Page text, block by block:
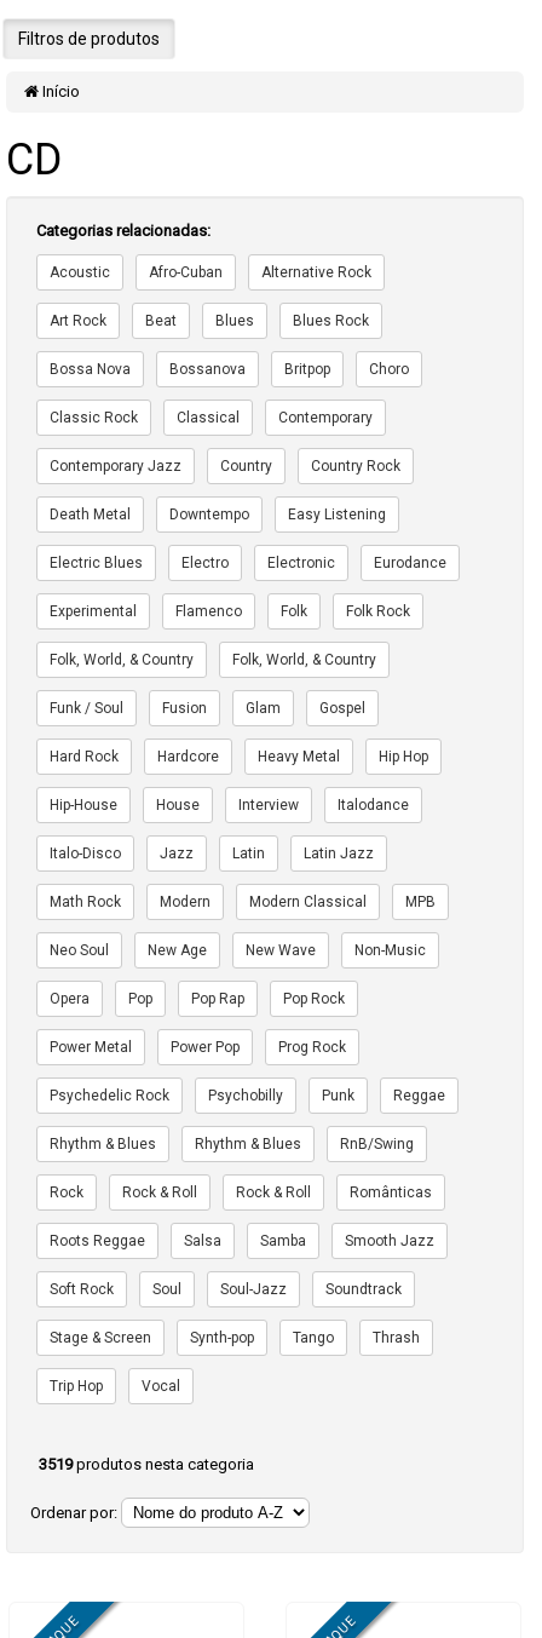
Filtros de produtos
Início
CD
Categorias relacionadas:
Acoustic Afro-Cuban Alternative Rock
Art Rock Beat Blues Blues Rock
Bossa Nova Bossanova Britpop Choro
Classic Rock Classical Contemporary
Contemporary Jazz Country Country Rock
Death Metal Downtempo Easy Listening
Electric Blues Electro Electronic Eurodance
Experimental Flamenco Folk Folk Rock
Folk, World, & Country Folk, World, & Country
Funk / Soul Fusion Glam Gospel
Hard Rock Hardcore Heavy Metal Hip Hop
Hip-House House Interview Italodance
Italo-Disco Jazz Latin Latin Jazz
Math Rock Modern Modern Classical MPB
Neo Soul New Age New Wave Non-Music
Opera Pop Pop Rap Pop Rock
Power Metal Power Pop Prog Rock
Psychedelic Rock Psychobilly Punk Reggae
Rhythm & Blues Rhythm & Blues RnB/Swing
Rock Rock & Roll Rock & Roll Românticas
Roots Reggae Salsa Samba Smooth Jazz
Soft Rock Soul Soul-Jazz Soundtrack
Stage & Screen Synth-pop Tango Thrash
Trip Hop Vocal
3519produtos nesta categoria
Ordenar por: